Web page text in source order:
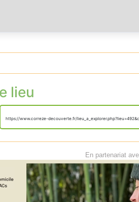
lieu
https://www.correze-decouverte.fr/
En partenariat